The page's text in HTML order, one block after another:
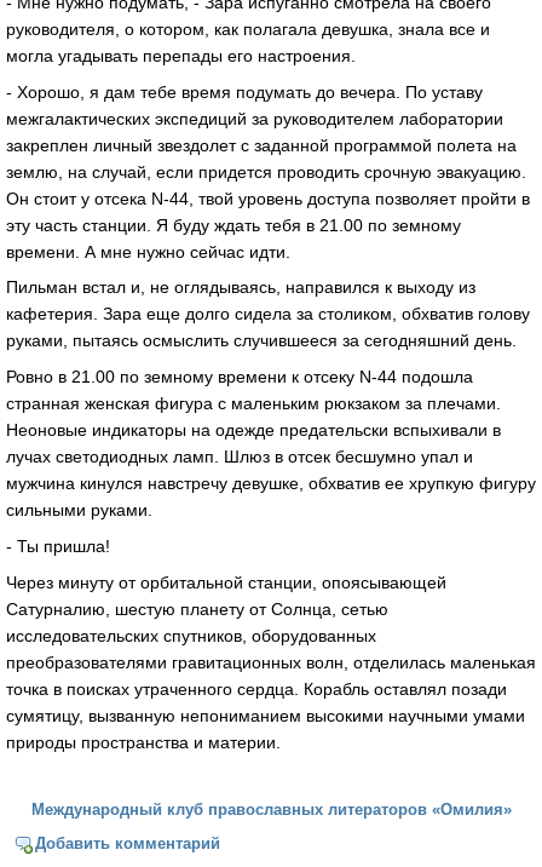
руководителя, о котором, как полагала девушка, знала все и
могла угадывать перепады его настроения.
- Хорошо, я дам тебе время подумать до вечера. По уставу
межгалактических экспедиций за руководителем лаборатории
закреплен личный звездолет с заданной программой полета на
землю, на случай, если придется проводить срочную эвакуацию.
Он стоит у отсека N-44, твой уровень доступа позволяет пройти в
эту часть станции. Я буду ждать тебя в 21.00 по земному
времени. А мне нужно сейчас идти.
Пильман встал и, не оглядываясь, направился к выходу из
кафетерия. Зара еще долго сидела за столиком, обхватив голову
руками, пытаясь осмыслить случившееся за сегодняшний день.
Ровно в 21.00 по земному времени к отсеку N-44 подошла
странная женская фигура с маленьким рюкзаком за плечами.
Неоновые индикаторы на одежде предательски вспыхивали в
лучах светодиодных ламп. Шлюз в отсек бесшумно упал и
мужчина кинулся навстречу девушке, обхватив ее хрупкую фигуру
сильными руками.
- Ты пришла!
Через минуту от орбитальной станции, опоясывающей
Сатурналию, шестую планету от Солнца, сетью
исследовательских спутников, оборудованных
преобразователями гравитационных волн, отделилась маленькая
точка в поисках утраченного сердца. Корабль оставлял позади
сумятицу, вызванную непониманием высокими научными умами
природы пространства и материи.
Международный клуб православных литераторов «Омилия»
Добавить комментарий